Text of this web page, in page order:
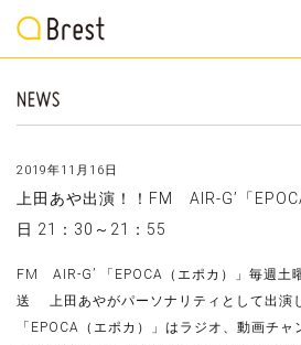
2019年11月16日
上田あや出演！！FM AIR-G’「
日 21：30～21：55
FM AIR-G’ 「EPOCA（エポカ）」毎週土
送 上田あやがパーソナリティとして出演
「EPOCA（エポカ）」はラジオ、動画チ